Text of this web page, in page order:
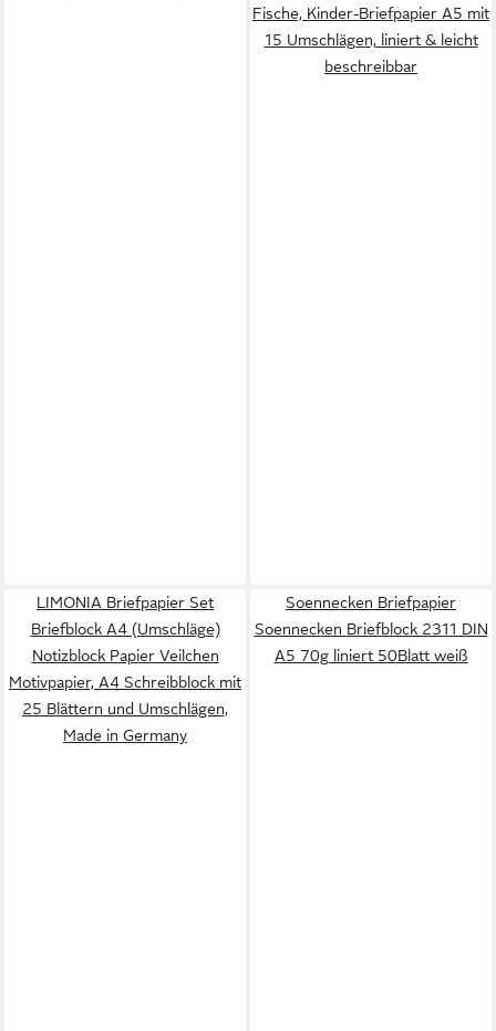
Fische, Kinder-Briefpapier A5 mit
15 Umschlägen, liniert & leicht
beschreibbar
LIMONIA Briefpapier Set
Briefblock A4 (Umschläge)
Notizblock Papier Veilchen
Motivpapier, A4 Schreibblock mit
25 Blättern und Umschlägen,
Made in Germany
Soennecken Briefpapier
Soennecken Briefblock 2311 DIN
A5 70g liniert 50Blatt weiß